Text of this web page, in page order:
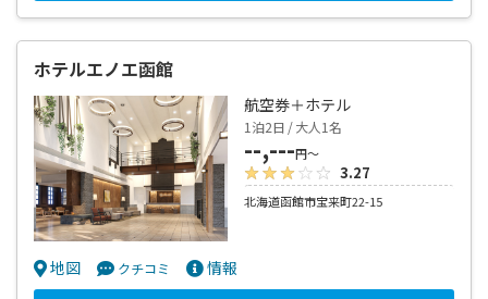
ホテルエノエ函館
航空券＋ホテル
1泊2日 / 大人1名
--,---円～
3.27
北海道函館市宝来町22-15
地図 クチコミ 情報